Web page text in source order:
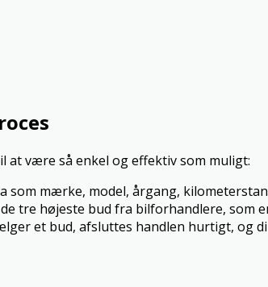
at være så enkel og effektiv som muligt:
som mærke, model, årgang,
tre højeste bud fra bilforhandlere, som
et bud, afsluttes handlen hurtigt, og